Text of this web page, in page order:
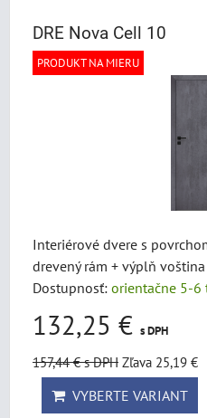
DRE Nova Cell 10
PRODUKT NA MIERU
Interiérové dvere s
drevený rám + výplň
Dostupnosť: orientačne 5-6
132,25 € s DPH
157,44 €s DPH Zľava 25,19 €
VYBERTE VARIANT